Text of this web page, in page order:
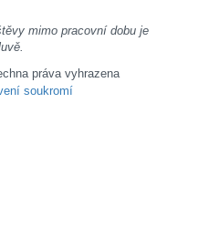
mimo pracovní dobu je
práva vyhrazena
soukromí